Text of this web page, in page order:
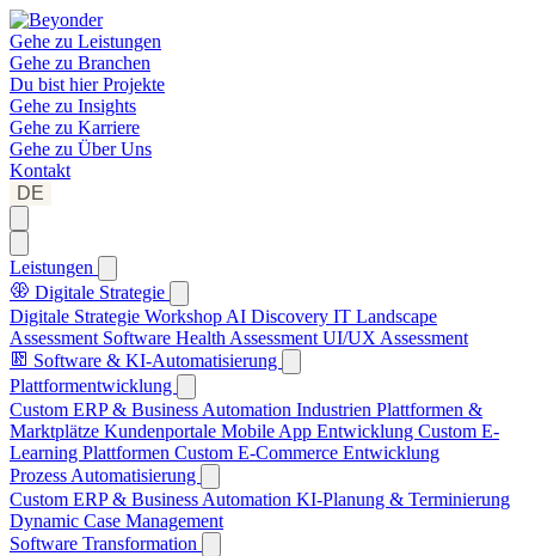
Gehe zu Leistungen
Gehe zu Branchen
Du bist hierProjekte
Gehe zu Insights
Gehe zu Karriere
Gehe zu Über Uns
Kontakt
DE
Leistungen
Digitale Strategie
Digitale Strategie Workshop AI Discovery IT Landscape
Assessment Software Health Assessment UI/UX Assessment
Software & KI-Automatisierung
Plattformentwicklung
Custom ERP & Business Automation Industrien Plattformen &
Marktplätze Kundenportale Mobile App Entwicklung Custom E-
Learning Plattformen Custom E-Commerce Entwicklung
Prozess Automatisierung
Custom ERP & Business Automation KI-Planung & Terminierung
Dynamic Case Management
Software Transformation